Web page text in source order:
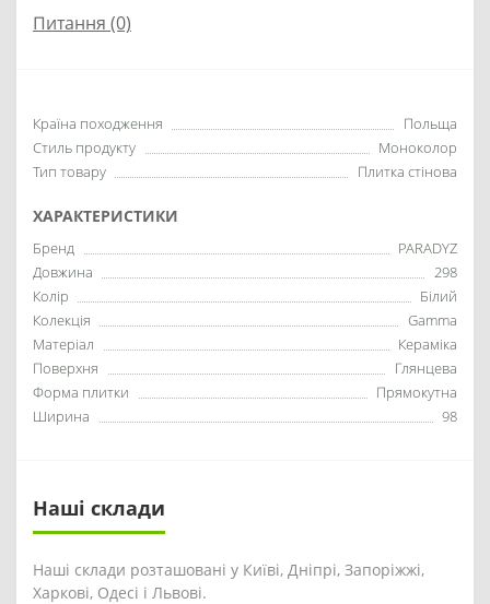
Питання (0)
Країна походження
Польща
Стиль продукту
Моноколор
Тип товару
Плитка стінова
ХАРАКТЕРИСТИКИ
Бренд
PARADYZ
Довжина
298
Колір
Білий
Колекція
Gamma
Матеріал
Кераміка
Поверхня
Глянцева
Форма плитки
Прямокутна
Ширина
98
Наші склади
Наші склади розташовані у Київі, Дніпрі, Запоріжжі,
Харкові, Одесі і Львові.